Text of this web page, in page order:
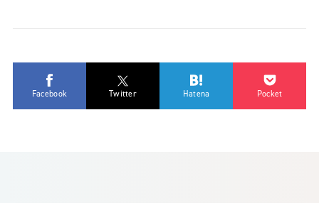
Facebook Twitter Hatena Pocket